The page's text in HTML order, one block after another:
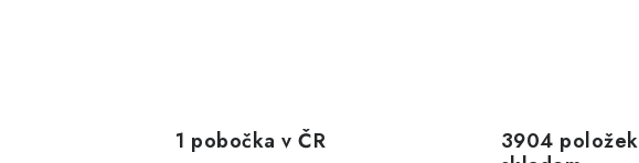
1 pobočka v ČR
3904 položek